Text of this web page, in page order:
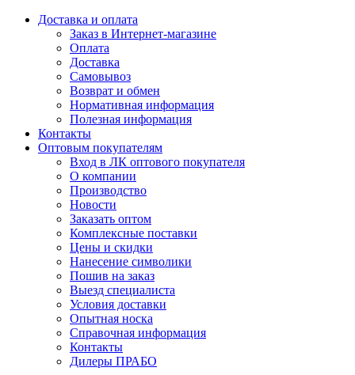
Доставка и оплата
Заказ в Интернет-магазине
Оплата
Доставка
Самовывоз
Возврат и обмен
Нормативная информация
Полезная информация
Контакты
Оптовым покупателям
Вход в ЛК оптового покупателя
О компании
Производство
Новости
Заказать оптом
Комплексные поставки
Цены и скидки
Нанесение символики
Пошив на заказ
Выезд специалиста
Условия доставки
Опытная носка
Справочная информация
Контакты
Дилеры ПРАБО